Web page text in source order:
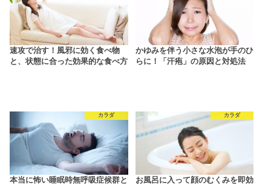
速攻で治す！風邪に効く食べ物
と、状態に合った効果的な食べ方
かゆみを伴う小さな水泡が手のひ
らに！「汗疱」の原因と対処法
カラダ
本当に怖い睡眠時無呼吸症候群と
カラダ
お風呂に入って顔のむくみを即効